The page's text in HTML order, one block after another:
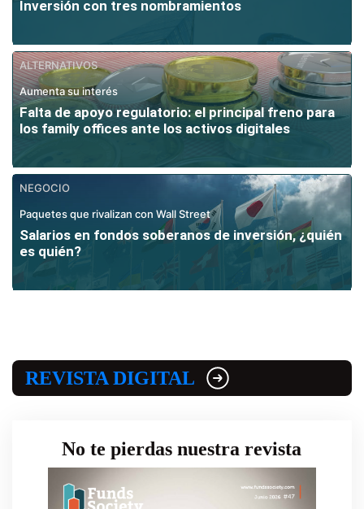
Inversión con tres nombramientos
ALTERNATIVOS
Aumenta su interés
Falta de apoyo regulatorio: el principal freno para
los family offices ante los activos digitales
NEGOCIO
Paquetes que rivalizan con Wall Street
Salarios en fondos soberanos de inversión, ¿quién
es quién?
REVISTA DIGITAL
No te pierdas nuestra revista